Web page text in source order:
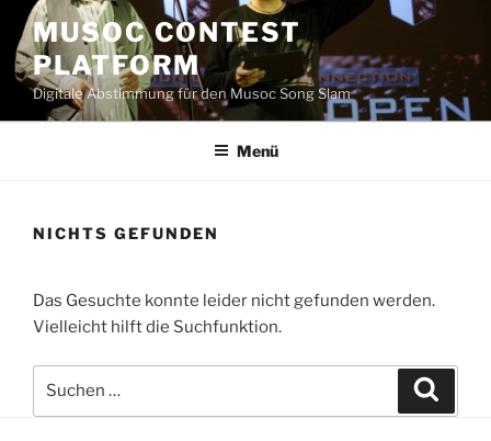
Zum
Inhalt
springen
MUSOC CONTEST
PLATFORM
Digitale Abstimmung für den Musoc Song Slam
Menü
NICHTS GEFUNDEN
Das Gesuchte konnte leider nicht gefunden werden.
Vielleicht hilft die Suchfunktion.
nach: